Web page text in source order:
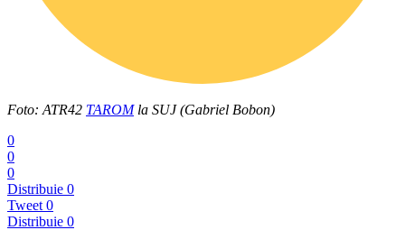
Foto: ATR42 TAROMla SUJ (Gabriel Bobon)
0
0
0
Distribuie 0
Tweet 0
Distribuie 0